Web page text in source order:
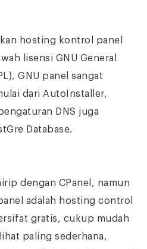
hosting kontrol panel
lisensi GNU General
GNU panel sangat
dari AutoInstaller,
DNS juga
Database.
dengan CPanel, namun
adalah hosting control
gratis, cukup mudah
paling sederhana,